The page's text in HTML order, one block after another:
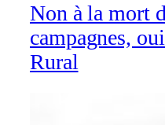
Non à la mort
campagnes,
Rural